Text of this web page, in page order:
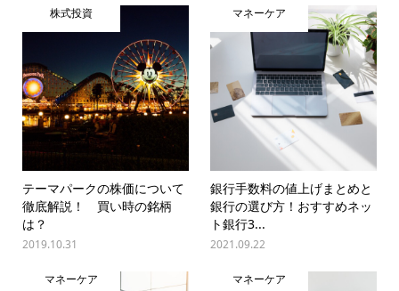
株式投資
テーマパークの株価について
徹底解説！ 買い時の銘柄
は？
2019.10.31
マネーケア
銀行手数料の値上げまとめと
銀行の選び方！おすすめネッ
ト銀行3...
2021.09.22
マネーケア マネーケア